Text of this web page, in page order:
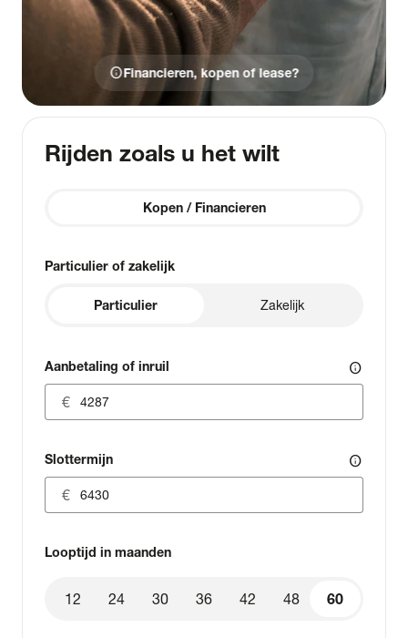
infoFinancieren, kopen of lease?
Rijden zoals u het wilt
Kopen / Financieren
Particulier of zakelijk
Particulier Zakelijk
Aanbetaling of inruil info
Slottermijn info
Looptijd in maanden
60
12 24 30 36 42 48 60